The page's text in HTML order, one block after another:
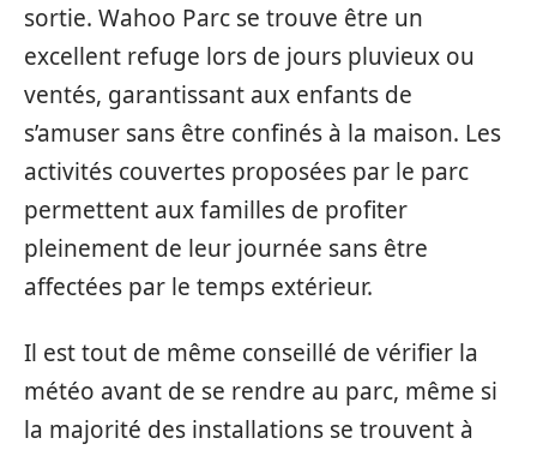
sortie. Wahoo Parc se trouve être un
excellent refuge lors de jours pluvieux ou
ventés, garantissant aux enfants de
s’amuser sans être confinés à la maison. Les
activités couvertes proposées par le parc
permettent aux familles de profiter
pleinement de leur journée sans être
affectées par le temps extérieur.
Il est tout de même conseillé de vérifier la
météo avant de se rendre au parc, même si
la majorité des installations se trouvent à